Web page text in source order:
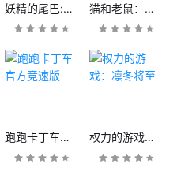
妖精的尾巴:魔导少年 猫和老鼠：欢乐互动
跑跑卡丁车官方竞速版 权力的游戏：凛冬将至